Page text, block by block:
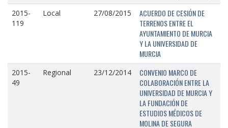
2015-
119
Local 27/08/2015
ACUERDO DE CESIÓN DE
TERRENOS ENTRE EL
AYUNTAMIENTO DE MURCIA
Y LA UNIVERSIDAD DE
MURCIA
2015-
49
Regional 23/12/2014
CONVENIO MARCO DE
COLABORACIÓN ENTRE LA
UNIVERSIDAD DE MURCIA Y
LA FUNDACIÓN DE
ESTUDIOS MÉDICOS DE
MOLINA DE SEGURA